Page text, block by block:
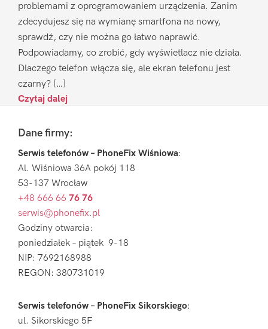
problemami z oprogramowaniem urządzenia. Zanim
zdecydujesz się na wymianę smartfona na nowy,
sprawdź, czy nie można go łatwo naprawić.
Podpowiadamy, co zrobić, gdy wyświetlacz nie działa.
Dlaczego telefon włącza się, ale ekran telefonu jest
czarny? […]
Czytaj dalej
FooterDane firmy:
Serwis telefonów – PhoneFix Wiśniowa:
Al. Wiśniowa 36A pokój 118
53-137 Wrocław
+48 666 66 76 76
serwis@phonefix.pl
Godziny otwarcia:
poniedziałek – piątek 9-18
NIP: 7692168988
REGON: 380731019
Serwis telefonów – PhoneFix Sikorskiego:
ul. Sikorskiego 5F